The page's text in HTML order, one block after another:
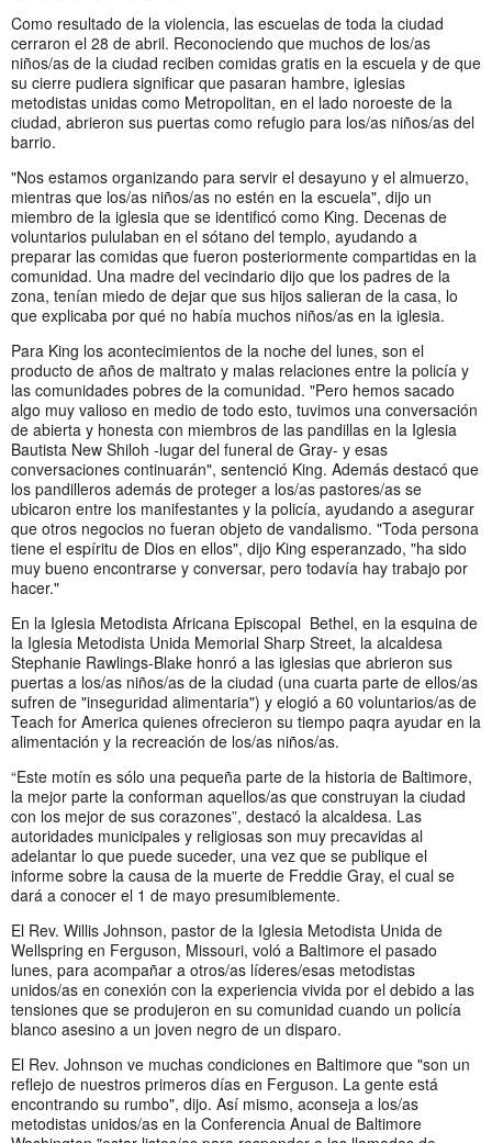
Como resultado de la violencia, las escuelas de toda la ciudad
cerraron el 28 de abril. Reconociendo que muchos de los/as
niños/as de la ciudad reciben comidas gratis en la escuela y de que
su cierre pudiera significar que pasaran hambre, iglesias
metodistas unidas como Metropolitan, en el lado noroeste de la
ciudad, abrieron sus puertas como refugio para los/as niños/as del
barrio.
"Nos estamos organizando para servir el desayuno y el almuerzo,
mientras que los/as niños/as no estén en la escuela", dijo un
miembro de la iglesia que se identificó como King. Decenas de
voluntarios pululaban en el sótano del templo, ayudando a
preparar las comidas que fueron posteriormente compartidas en la
comunidad. Una madre del vecindario dijo que los padres de la
zona, tenían miedo de dejar que sus hijos salieran de la casa, lo
que explicaba por qué no había muchos niños/as en la iglesia.
Para King los acontecimientos de la noche del lunes, son el
producto de años de maltrato y malas relaciones entre la policía y
las comunidades pobres de la comunidad. "Pero hemos sacado
algo muy valioso en medio de todo esto, tuvimos una conversación
de abierta y honesta con miembros de las pandillas en la Iglesia
Bautista New Shiloh -lugar del funeral de Gray- y esas
conversaciones continuarán", sentenció King. Además destacó que
los pandilleros además de proteger a los/as pastores/as se
ubicaron entre los manifestantes y la policía, ayudando a asegurar
que otros negocios no fueran objeto de vandalismo. "Toda persona
tiene el espíritu de Dios en ellos", dijo King esperanzado, "ha sido
muy bueno encontrarse y conversar, pero todavía hay trabajo por
hacer."
En la Iglesia Metodista Africana Episcopal Bethel, en la esquina de
la Iglesia Metodista Unida Memorial Sharp Street, la alcaldesa
Stephanie Rawlings-Blake honró a las iglesias que abrieron sus
puertas a los/as niños/as de la ciudad (una cuarta parte de ellos/as
sufren de "inseguridad alimentaria") y elogió a 60 voluntarios/as de
Teach for America quienes ofrecieron su tiempo paqra ayudar en la
alimentación y la recreación de los/as niños/as.
“Este motín es sólo una pequeña parte de la historia de Baltimore,
la mejor parte la conforman aquellos/as que construyan la ciudad
con los mejor de sus corazones”, destacó la alcaldesa. Las
autoridades municipales y religiosas son muy precavidas al
adelantar lo que puede suceder, una vez que se publique el
informe sobre la causa de la muerte de Freddie Gray, el cual se
dará a conocer el 1 de mayo presumiblemente.
El Rev. Willis Johnson, pastor de la Iglesia Metodista Unida de
Wellspring en Ferguson, Missouri, voló a Baltimore el pasado
lunes, para acompañar a otros/as líderes/esas metodistas
unidos/as en conexión con la experiencia vivida por el debido a las
tensiones que se produjeron en su comunidad cuando un policía
blanco asesino a un joven negro de un disparo.
El Rev. Johnson ve muchas condiciones en Baltimore que "son un
reflejo de nuestros primeros días en Ferguson. La gente está
encontrando su rumbo", dijo. Así mismo, aconseja a los/as
metodistas unidos/as en la Conferencia Anual de Baltimore